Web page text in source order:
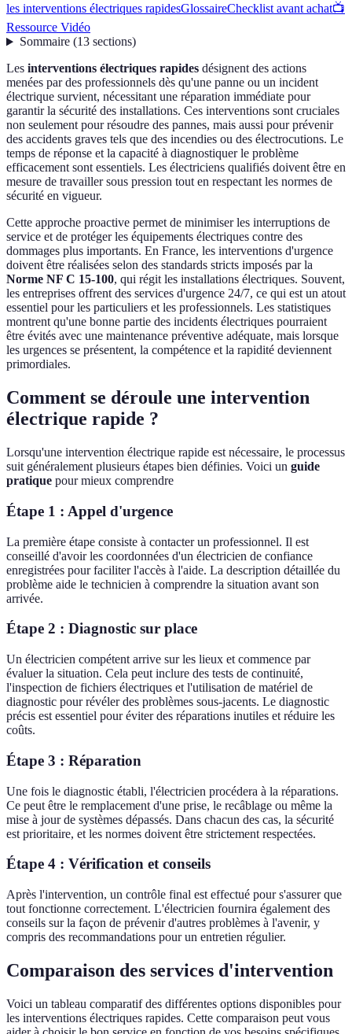
les interventions électriques rapidesGlossaireChecklist avant achat📺
Ressource Vidéo
Sommaire(13 sections)
Les interventions électriques rapides désignent des actions
menées par des professionnels dès qu'une panne ou un incident
électrique survient, nécessitant une réparation immédiate pour
garantir la sécurité des installations. Ces interventions sont cruciales
non seulement pour résoudre des pannes, mais aussi pour prévenir
des accidents graves tels que des incendies ou des électrocutions. Le
temps de réponse et la capacité à diagnostiquer le problème
efficacement sont essentiels. Les électriciens qualifiés doivent être en
mesure de travailler sous pression tout en respectant les normes de
sécurité en vigueur.
Cette approche proactive permet de minimiser les interruptions de
service et de protéger les équipements électriques contre des
dommages plus importants. En France, les interventions d'urgence
doivent être réalisées selon des standards stricts imposés par la
Norme NF C 15-100, qui régit les installations électriques. Souvent,
les entreprises offrent des services d'urgence 24/7, ce qui est un atout
essentiel pour les particuliers et les professionnels. Les statistiques
montrent qu'une bonne partie des incidents électriques pourraient
être évités avec une maintenance préventive adéquate, mais lorsque
les urgences se présentent, la compétence et la rapidité deviennent
primordiales.
Comment se déroule une intervention
électrique rapide ?
Lorsqu'une intervention électrique rapide est nécessaire, le processus
suit généralement plusieurs étapes bien définies. Voici un guide
pratique pour mieux comprendre
Étape 1 : Appel d'urgence
La première étape consiste à contacter un professionnel. Il est
conseillé d'avoir les coordonnées d'un électricien de confiance
enregistrées pour faciliter l'accès à l'aide. La description détaillée du
problème aide le technicien à comprendre la situation avant son
arrivée.
Étape 2 : Diagnostic sur place
Un électricien compétent arrive sur les lieux et commence par
évaluer la situation. Cela peut inclure des tests de continuité,
l'inspection de fichiers électriques et l'utilisation de matériel de
diagnostic pour révéler des problèmes sous-jacents. Le diagnostic
précis est essentiel pour éviter des réparations inutiles et réduire les
coûts.
Étape 3 : Réparation
Une fois le diagnostic établi, l'électricien procédera à la réparations.
Ce peut être le remplacement d'une prise, le recâblage ou même la
mise à jour de systèmes dépassés. Dans chacun des cas, la sécurité
est prioritaire, et les normes doivent être strictement respectées.
Étape 4 : Vérification et conseils
Après l'intervention, un contrôle final est effectué pour s'assurer que
tout fonctionne correctement. L'électricien fournira également des
conseils sur la façon de prévenir d'autres problèmes à l'avenir, y
compris des recommandations pour un entretien régulier.
Comparaison des services d'intervention
Voici un tableau comparatif des différentes options disponibles pour
les interventions électriques rapides. Cette comparaison peut vous